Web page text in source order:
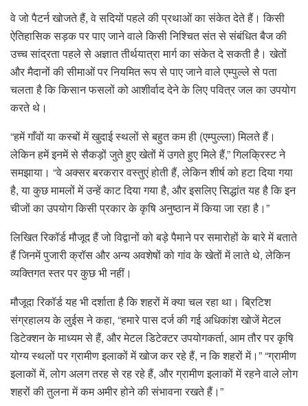
वे जो पैटर्न खोजते हैं, वे सदियों पहले की प्रथाओं का संकेत देते हैं। किसी
ऐतिहासिक सड़क पर पाए जाने वाले किसी निश्चित संत से संबंधित बैज की
उच्च सांद्रता पहले से अज्ञात तीर्थयात्रा मार्ग का संकेत दे सकती है। खेतों
और मैदानों की सीमाओं पर नियमित रूप से पाए जाने वाले एम्पुल्ले से पता
चलता है कि किसान फसलों को आशीर्वाद देने के लिए पवित्र जल का उपयोग
करते थे।
“हमें गाँवों या कस्बों में खुदाई स्थलों से बहुत कम ही (एम्पुल्ला) मिलते हैं।
लेकिन हमें इनमें से सैकड़ों जुते हुए खेतों में उगते हुए मिले हैं,” गिलक्रिस्ट ने
समझाया। “वे अक्सर बरकरार वस्तुएं होती हैं, लेकिन शीर्ष को हटा दिया गया
है, या कुछ मामलों में उन्हें काट दिया गया है, और इसलिए सिद्धांत यह है कि इन
चीजों का उपयोग किसी प्रकार के कृषि अनुष्ठान में किया जा रहा है।”
लिखित रिकॉर्ड मौजूद हैं जो विद्वानों को बड़े पैमाने पर समारोहों के बारे में बताते
हैं जिनमें पुजारी क्रॉस और अन्य अवशेषों को गांव के खेतों में लाते थे, लेकिन
व्यक्तिगत स्तर पर कुछ भी नहीं।
मौजूदा रिकॉर्ड यह भी दर्शाता है कि शहरों में क्या चल रहा था। ब्रिटिश
संग्रहालय के लुईस ने कहा, “हमारे पास दर्ज की गई अधिकांश खोजें मेटल
डिटेक्शन के माध्यम से हैं, और मेटल डिटेक्टर उपयोगकर्ता, आम तौर पर कृषि
योग्य स्थलों पर ग्रामीण इलाकों में खोज कर रहे हैं, न कि शहरों में।” “ग्रामीण
इलाकों में, लोग अलग तरह से रह रहे हैं, और ग्रामीण इलाकों में रहने वाले लोग
शहरों की तुलना में कम अमीर होने की संभावना रखते हैं।”